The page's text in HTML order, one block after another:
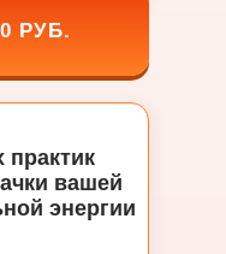
РУБ.
практик
вашей
энергии